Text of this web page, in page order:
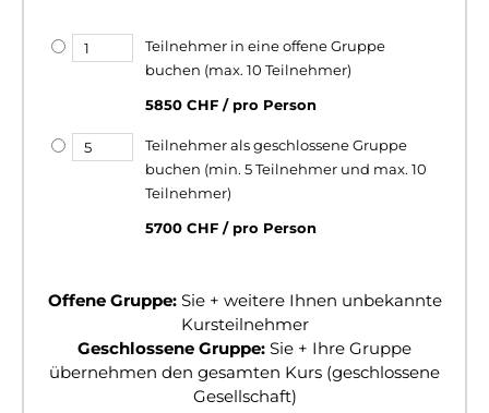
Teilnehmer in eine offene Gruppe
buchen (max. 10 Teilnehmer)
5850 CHF / pro Person
Teilnehmer als geschlossene Gruppe
buchen (min. 5 Teilnehmer und max. 10
Teilnehmer)
5700 CHF / pro Person
Offene Gruppe:Sie + weitere Ihnen unbekannte
Kursteilnehmer
Geschlossene Gruppe: Sie + Ihre Gruppe
übernehmen den gesamten Kurs (geschlossene
Gesellschaft)